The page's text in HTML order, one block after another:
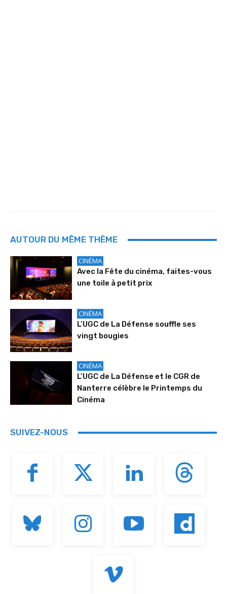
AUTOUR DU MÊME THÈME
CINÉMA
Avec la Fête du cinéma, faites-vous
une toile à petit prix
CINÉMA
L’UGC de La Défense souffle ses
vingt bougies
CINÉMA
L’UGC de La Défense et le CGR de
Nanterre célèbre le Printemps du
Cinéma
SUIVEZ-NOUS